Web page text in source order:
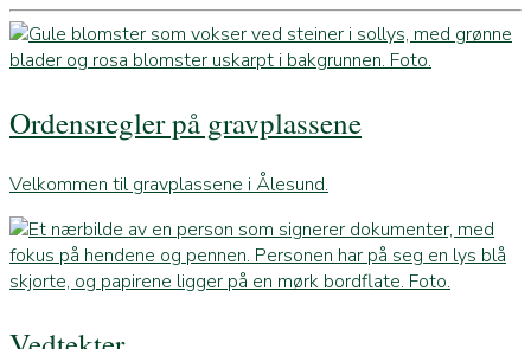
Ordensregler på gravplassene
Velkommen til gravplassene i Ålesund.